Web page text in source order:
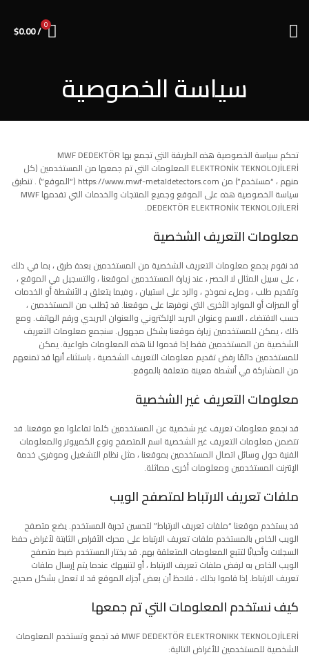
0
/
$0.00
سياسة الخصوصية
تحكم سياسة الخصوصية هذه الطريقة التي تجمع بها MWF DEDEKTÖR
ELEKTRONİK TEKNOLOJİLERİ المعلومات التي تم جمعها من المستخدمين (كل
منهم ، “مستخدم”) من https://www.mwf-metaldetectors.com (“الموقع”) . تنطبق
سياسة الخصوصية هذه على الموقع وجميع المنتجات والخدمات التي تقدمها MWF
DEDEKTÖR ELEKTRONİK TEKNOLOJİLERİ.
معلومات التعريف الشخصية
قد نقوم بجمع معلومات التعريف الشخصية من المستخدمين بعدة طرق ، بما في ذلك
، على سبيل المثال لا الحصر ، عند زيارة المستخدمين لموقعنا ، والتسجيل في الموقع ،
وتقديم طلب ، وملء نموذج ، والرد على استبيان ، وفيما يتعلق بـ الأنشطة أو الخدمات
أو الميزات أو الموارد الأخرى التي نوفرها على موقعنا. قد يُطلب من المستخدمين ،
حسب الاقتضاء ، الاسم وعنوان البريد الإلكتروني والعنوان البريدي ورقم الهاتف. ومع
ذلك ، يمكن للمستخدمين زيارة موقعنا بشكل مجهول. سنجمع معلومات التعريف
الشخصية من المستخدمين فقط إذا قدموا لنا هذه المعلومات طواعية. يمكن
للمستخدمين دائمًا رفض تقديم معلومات التعريف الشخصية ، باستثناء أنها قد تمنعهم
من المشاركة في أنشطة معينة متعلقة بالموقع.
معلومات التعريف غير الشخصية
قد نجمع معلومات تعريف غير شخصية عن المستخدمين كلما تفاعلوا مع موقعنا. قد
تتضمن معلومات التعريف غير الشخصية اسم المتصفح ونوع الكمبيوتر والمعلومات
الفنية حول وسائل اتصال المستخدمين بموقعنا ، مثل نظام التشغيل وموفري خدمة
الإنترنت المستخدمين ومعلومات أخرى مماثلة.
ملفات تعريف الارتباط لمتصفح الويب
قد يستخدم موقعنا “ملفات تعريف الارتباط” لتحسين تجربة المستخدم. يضع متصفح
الويب الخاص بالمستخدم ملفات تعريف الارتباط على محرك الأقراص الثابتة لأغراض حفظ
السجلات وأحيانًا لتتبع المعلومات المتعلقة بهم. قد يختار المستخدم ضبط متصفح
الويب الخاص به لرفض ملفات تعريف الارتباط ، أو لتنبيهك عندما يتم إرسال ملفات
تعريف الارتباط. إذا قاموا بذلك ، فلاحظ أن بعض أجزاء الموقع قد لا تعمل بشكل صحيح.
كيف نستخدم المعلومات التي تم جمعها
MWF DEDEKTÖR ELEKTRONIKK TEKNOLOJİLERİ قد تجمع وتستخدم المعلومات
الشخصية للمستخدمين للأغراض التالية: